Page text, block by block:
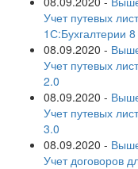
Учет путевых
1С:Бухгалтерии
08.09.2020 -
Учет путевых
2.0
08.09.2020 -
Учет путевых
3.0
08.09.2020 -
Учет договоров